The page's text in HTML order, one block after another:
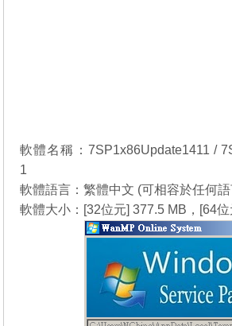
軟體名稱：7SP1x86Update1411 /
1
軟體語言：繁體中文 (可相容於任何
軟體大小：[32位元] 377.5 MB，[64